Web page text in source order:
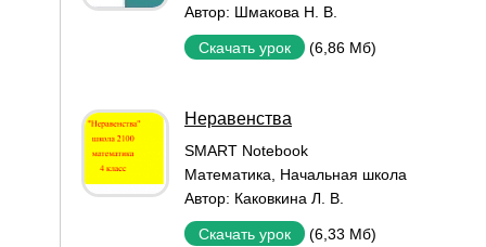
Автор: Шмакова Н. В.
Скачать урок (6,86 Мб)
Неравенства
SMART Notebook
Математика
Начальная школа
Автор: Каковкина Л. В.
Скачать урок (6,33 Мб)